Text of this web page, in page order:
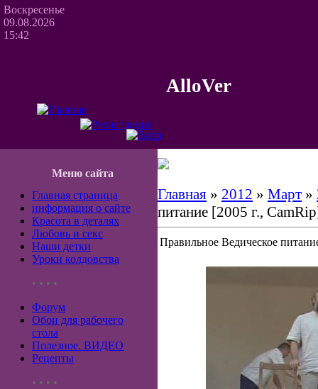
Воскресенье
09.08.2026
15:42
AlloVer
Меню сайта
Главная страница
информация о сайте
Красота в деталях
Любовь и секс
Наши детки
Уроки колдовства
• • • •
Форум
Обои для рабочего
стола
Полезное. ВИДЕО
Рецепты
• • • •
Главная » 2012 » Март »
питание [2005 г.,
Правильное Ведическое